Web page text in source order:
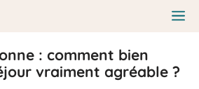
: comment bien
vraiment agréable ?